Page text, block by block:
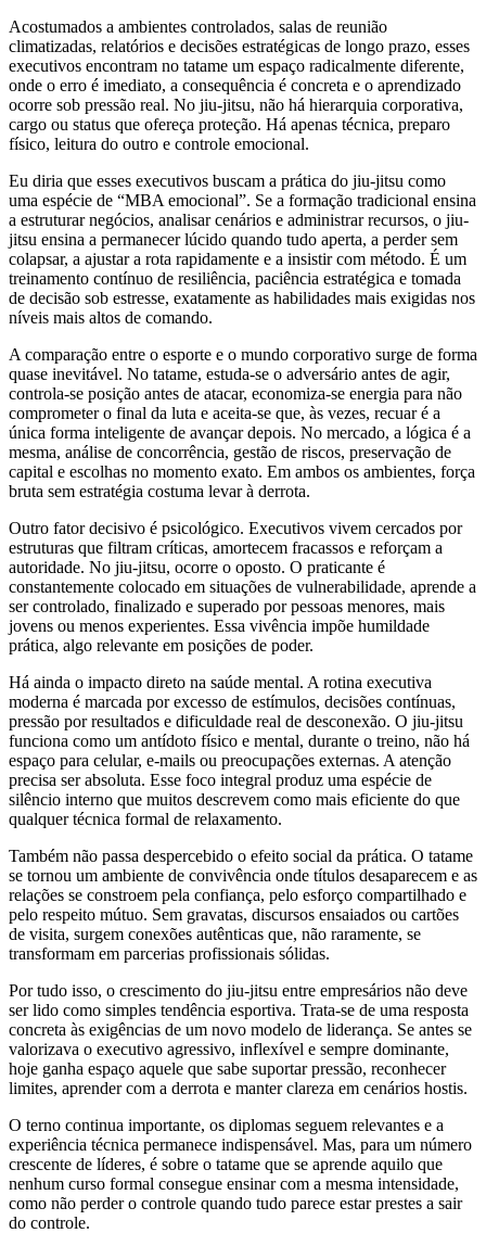
Acostumados a ambientes controlados, salas de reunião
climatizadas, relatórios e decisões estratégicas de longo prazo, esses
executivos encontram no tatame um espaço radicalmente diferente,
onde o erro é imediato, a consequência é concreta e o aprendizado
ocorre sob pressão real. No jiu-jitsu, não há hierarquia corporativa,
cargo ou status que ofereça proteção. Há apenas técnica, preparo
físico, leitura do outro e controle emocional.
Eu diria que esses executivos buscam a prática do jiu-jitsu como
uma espécie de “MBA emocional”. Se a formação tradicional ensina
a estruturar negócios, analisar cenários e administrar recursos, o jiu-
jitsu ensina a permanecer lúcido quando tudo aperta, a perder sem
colapsar, a ajustar a rota rapidamente e a insistir com método. É um
treinamento contínuo de resiliência, paciência estratégica e tomada
de decisão sob estresse, exatamente as habilidades mais exigidas nos
níveis mais altos de comando.
A comparação entre o esporte e o mundo corporativo surge de forma
quase inevitável. No tatame, estuda-se o adversário antes de agir,
controla-se posição antes de atacar, economiza-se energia para não
comprometer o final da luta e aceita-se que, às vezes, recuar é a
única forma inteligente de avançar depois. No mercado, a lógica é a
mesma, análise de concorrência, gestão de riscos, preservação de
capital e escolhas no momento exato. Em ambos os ambientes, força
bruta sem estratégia costuma levar à derrota.
Outro fator decisivo é psicológico. Executivos vivem cercados por
estruturas que filtram críticas, amortecem fracassos e reforçam a
autoridade. No jiu-jitsu, ocorre o oposto. O praticante é
constantemente colocado em situações de vulnerabilidade, aprende a
ser controlado, finalizado e superado por pessoas menores, mais
jovens ou menos experientes. Essa vivência impõe humildade
prática, algo relevante em posições de poder.
Há ainda o impacto direto na saúde mental. A rotina executiva
moderna é marcada por excesso de estímulos, decisões contínuas,
pressão por resultados e dificuldade real de desconexão. O jiu-jitsu
funciona como um antídoto físico e mental, durante o treino, não há
espaço para celular, e-mails ou preocupações externas. A atenção
precisa ser absoluta. Esse foco integral produz uma espécie de
silêncio interno que muitos descrevem como mais eficiente do que
qualquer técnica formal de relaxamento.
Também não passa despercebido o efeito social da prática. O tatame
se tornou um ambiente de convivência onde títulos desaparecem e as
relações se constroem pela confiança, pelo esforço compartilhado e
pelo respeito mútuo. Sem gravatas, discursos ensaiados ou cartões
de visita, surgem conexões autênticas que, não raramente, se
transformam em parcerias profissionais sólidas.
Por tudo isso, o crescimento do jiu-jitsu entre empresários não deve
ser lido como simples tendência esportiva. Trata-se de uma resposta
concreta às exigências de um novo modelo de liderança. Se antes se
valorizava o executivo agressivo, inflexível e sempre dominante,
hoje ganha espaço aquele que sabe suportar pressão, reconhecer
limites, aprender com a derrota e manter clareza em cenários hostis.
O terno continua importante, os diplomas seguem relevantes e a
experiência técnica permanece indispensável. Mas, para um número
crescente de líderes, é sobre o tatame que se aprende aquilo que
nenhum curso formal consegue ensinar com a mesma intensidade,
como não perder o controle quando tudo parece estar prestes a sair
do controle.